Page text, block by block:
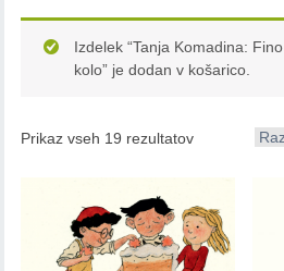
Izdelek “Tanja Komadina: Fino
kolo” je dodan v košarico.
Prikaz vseh 19 rezultatov